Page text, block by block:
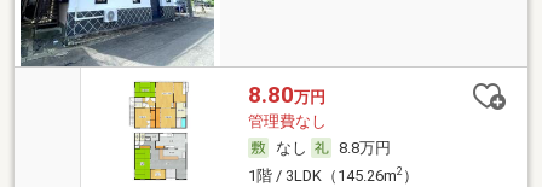
8.80万円
管理費なし
なし
8.8万円
1階 / 3LDK（145.26m2）